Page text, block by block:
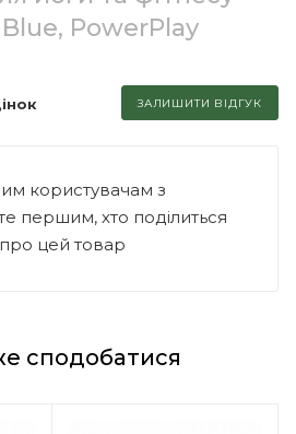
PowerPlay
ЗАЛИШИТИ ВІДГУК
користувачам з
першим, хто поділиться
цей товар
сподобатися